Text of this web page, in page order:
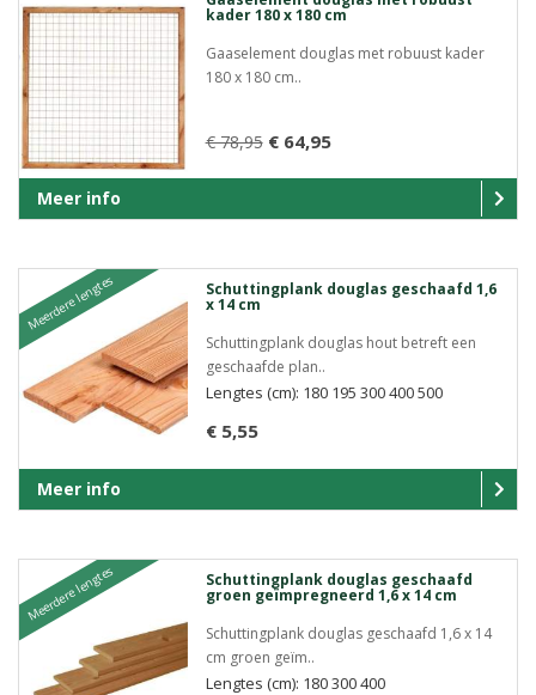
kader 180 x 180 cm
Gaaselement douglas met robuust kader
180 x 180 cm..
€ 78,95 € 64,95
Meer info
Meerdere lengtes Schuttingplank douglas geschaafd 1,6
x 14 cm
Schuttingplank douglas hout betreft een
geschaafde plan..
€ 5,55
Lengtes (cm): 180 195 300 400 500
Meer info
Meerdere lengtes Schuttingplank douglas geschaafd
groen geïmpregneerd 1,6 x 14 cm
Schuttingplank douglas geschaafd 1,6 x 14
cm groen geïm..
Lengtes (cm): 180 300 400